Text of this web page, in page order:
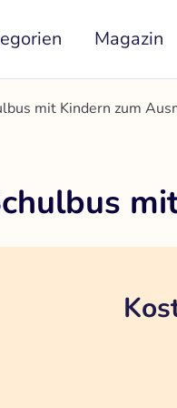
Magazin
mit Kindern zum